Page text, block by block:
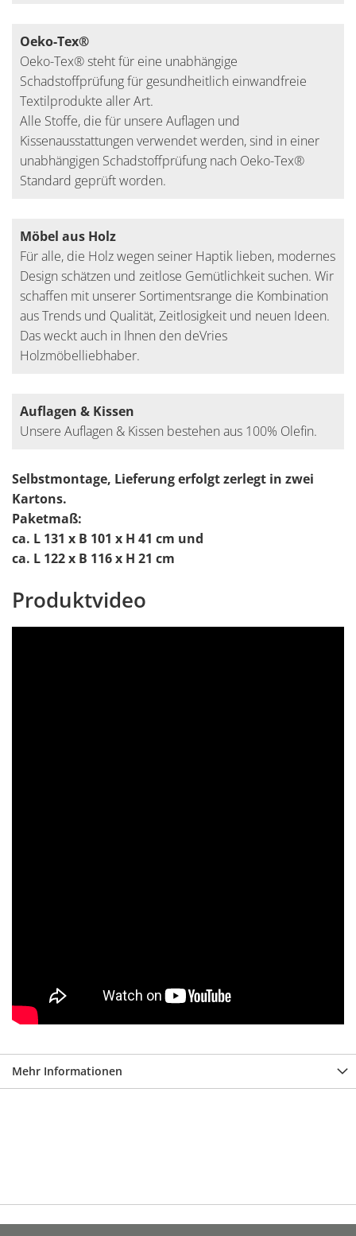
Oeko-Tex®
Oeko-Tex® steht für eine unabhängige
Schadstoffprüfung für gesundheitlich einwandfreie
Textilprodukte aller Art.
Alle Stoffe, die für unsere Auflagen und
Kissenausstattungen verwendet werden, sind in einer
unabhängigen Schadstoffprüfung nach Oeko-Tex®
Standard geprüft worden.
Möbel aus Holz
Für alle, die Holz wegen seiner Haptik lieben, modernes
Design schätzen und zeitlose Gemütlichkeit suchen. Wir
schaffen mit unserer Sortimentsrange die Kombination
aus Trends und Qualität, Zeitlosigkeit und neuen Ideen.
Das weckt auch in Ihnen den deVries
Holzmöbelliebhaber.
Auflagen & Kissen
Unsere Auflagen & Kissen bestehen aus 100% Olefin.
Selbstmontage, Lieferung erfolgt zerlegt in zwei
Kartons.
Paketmaß:
ca. L 131 x B 101 x H 41 cm und
ca. L 122 x B 116 x H 21 cm
Produktvideo
Mehr Informationen